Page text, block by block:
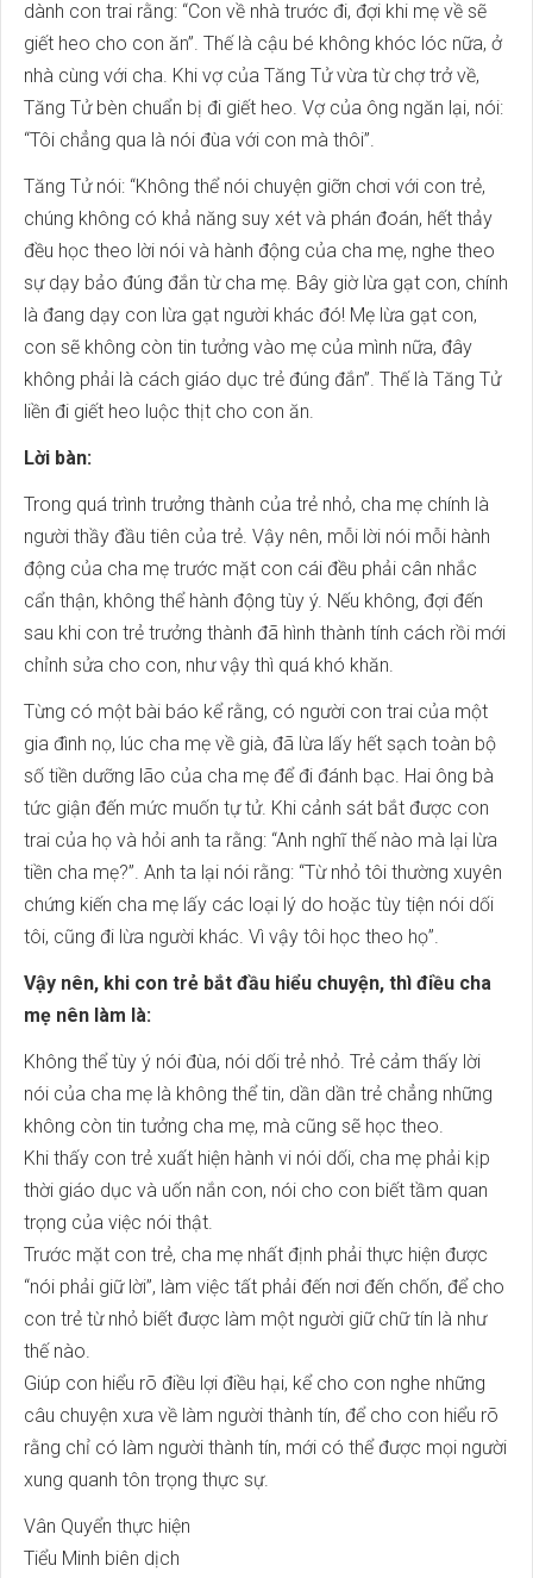
dành con trai rằng: “Con về nhà trước đi, đợi khi mẹ về sẽ
giết heo cho con ăn”. Thế là cậu bé không khóc lóc nữa, ở
nhà cùng với cha. Khi vợ của Tăng Tử vừa từ chợ trở về,
Tăng Tử bèn chuẩn bị đi giết heo. Vợ của ông ngăn lại, nói:
“Tôi chẳng qua là nói đùa với con mà thôi”.
Tăng Tử nói: “Không thể nói chuyện giỡn chơi với con trẻ,
chúng không có khả năng suy xét và phán đoán, hết thảy
đều học theo lời nói và hành động của cha mẹ, nghe theo
sự dạy bảo đúng đắn từ cha mẹ. Bây giờ lừa gạt con, chính
là đang dạy con lừa gạt người khác đó! Mẹ lừa gạt con,
con sẽ không còn tin tưởng vào mẹ của mình nữa, đây
không phải là cách giáo dục trẻ đúng đắn”. Thế là Tăng Tử
liền đi giết heo luộc thịt cho con ăn.
Lời bàn:
Trong quá trình trưởng thành của trẻ nhỏ, cha mẹ chính là
người thầy đầu tiên của trẻ. Vậy nên, mỗi lời nói mỗi hành
động của cha mẹ trước mặt con cái đều phải cân nhắc
cẩn thận, không thể hành động tùy ý. Nếu không, đợi đến
sau khi con trẻ trưởng thành đã hình thành tính cách rồi mới
chỉnh sửa cho con, như vậy thì quá khó khăn.
Từng có một bài báo kể rằng, có người con trai của một
gia đình nọ, lúc cha mẹ về già, đã lừa lấy hết sạch toàn bộ
số tiền dưỡng lão của cha mẹ để đi đánh bạc. Hai ông bà
tức giận đến mức muốn tự tử. Khi cảnh sát bắt được con
trai của họ và hỏi anh ta rằng: “Anh nghĩ thế nào mà lại lừa
tiền cha mẹ?”. Anh ta lại nói rằng: “Từ nhỏ tôi thường xuyên
chứng kiến cha mẹ lấy các loại lý do hoặc tùy tiện nói dối
tôi, cũng đi lừa người khác. Vì vậy tôi học theo họ”.
Vậy nên, khi con trẻ bắt đầu hiểu chuyện, thì điều cha
mẹ nên làm là:
Không thể tùy ý nói đùa, nói dối trẻ nhỏ. Trẻ cảm thấy lời
nói của cha mẹ là không thể tin, dần dần trẻ chẳng những
không còn tin tưởng cha mẹ, mà cũng sẽ học theo.
Khi thấy con trẻ xuất hiện hành vi nói dối, cha mẹ phải kịp
thời giáo dục và uốn nắn con, nói cho con biết tầm quan
trọng của việc nói thật.
Trước mặt con trẻ, cha mẹ nhất định phải thực hiện được
“nói phải giữ lời”, làm việc tất phải đến nơi đến chốn, để cho
con trẻ từ nhỏ biết được làm một người giữ chữ tín là như
thế nào.
Giúp con hiểu rõ điều lợi điều hại, kể cho con nghe những
câu chuyện xưa về làm người thành tín, để cho con hiểu rõ
rằng chỉ có làm người thành tín, mới có thể được mọi người
xung quanh tôn trọng thực sự.
Vân Quyển thực hiện
Tiểu Minh biên dịch